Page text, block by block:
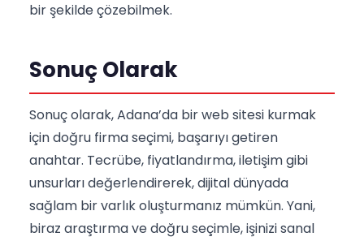
bir şekilde çözebilmek.
Sonuç Olarak
Sonuç olarak, Adana’da bir web sitesi kurmak
için doğru firma seçimi, başarıyı getiren
anahtar. Tecrübe, fiyatlandırma, iletişim gibi
unsurları değerlendirerek, dijital dünyada
sağlam bir varlık oluşturmanız mümkün. Yani,
biraz araştırma ve doğru seçimle, işinizi sanal